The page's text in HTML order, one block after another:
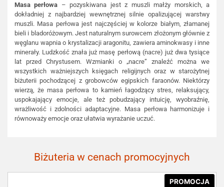
Masa perłowa – pozyskiwana jest z muszli małży morskich, a
dokładniej z najbardziej wewnętrznej silnie opalizującej warstwy
muszli. Masa perłowa jest najczęściej w kolorze białym, złamanej
bieli i bladoróżowym. Jest naturalnym surowcem złożonym głównie z
węglanu wapnia o krystalizacji aragonitu, zawiera aminokwasy i inne
minerały. Ludzkość znała już masę perłową (nacre) już dwa tysiące
lat przed Chrystusem. Wzmianki o „nacre” znaleźć można we
wszystkich ważniejszych księgach religijnych oraz w starożytnej
biżuterii pochodzącej z grobowców egipskich faraonów. Niektórzy
wierzą, że masa perłowa to kamień łagodzący stres, relaksujący,
uspokajający emocje, ale też pobudzający intuicję, wyobraźnię,
wrażliwość i zdolności adaptacyjne. Masa perłowa harmonizuje i
równoważy emocje oraz ułatwia wyrażanie uczuć.
Biżuteria w cenach promocyjnych
PROMOCJA